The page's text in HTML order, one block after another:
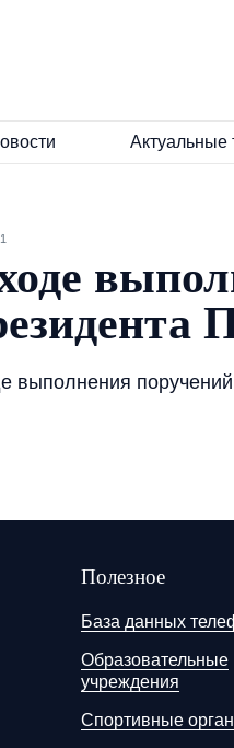
Актуальные
выполнения
Полезное
База данных
Образовательные
учреждения
Спортивные